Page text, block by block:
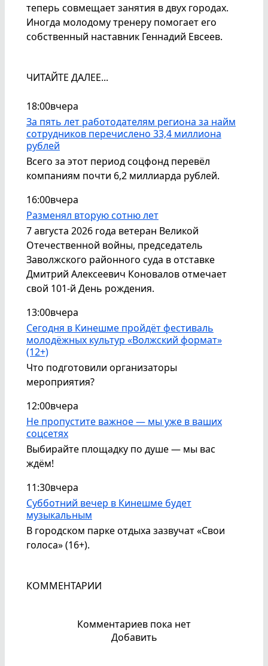
теперь совмещает занятия в двух городах.
Иногда молодому тренеру помогает его
собственный наставник Геннадий Евсеев.
ЧИТАЙТЕ ДАЛЕЕ...
18:00вчера
За пять лет работодателям региона за найм
сотрудников перечислено 33,4 миллиона
рублей
Всего за этот период соцфонд перевёл
компаниям почти 6,2 миллиарда рублей.
16:00вчера
Разменял вторую сотню лет
7 августа 2026 года ветеран Великой
Отечественной войны, председатель
Заволжского районного суда в отставке
Дмитрий Алексеевич Коновалов отмечает
свой 101-й День рождения.
13:00вчера
Сегодня в Кинешме пройдёт фестиваль
молодёжных культур «Волжский формат»
(12+)
Что подготовили организаторы
мероприятия?
12:00вчера
Не пропустите важное — мы уже в ваших
соцсетях
Выбирайте площадку по душе — мы вас
ждём!
11:30вчера
Субботний вечер в Кинешме будет
музыкальным
В городском парке отдыха зазвучат «Свои
голоса» (16+).
КОММЕНТАРИИ
Комментариев пока нет
Добавить